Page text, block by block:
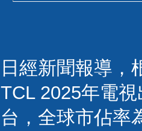
日經新聞報導，
TCL 2025年電
台，全球市佔率